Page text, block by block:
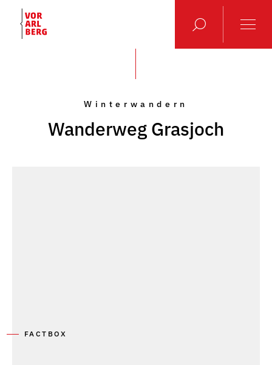
Winterwandern
Wanderweg Grasjoch
FACTBOX